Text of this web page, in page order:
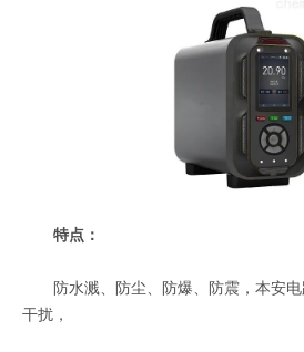
特点：
防水溅、防尘、防爆、防震，本安电
干扰，